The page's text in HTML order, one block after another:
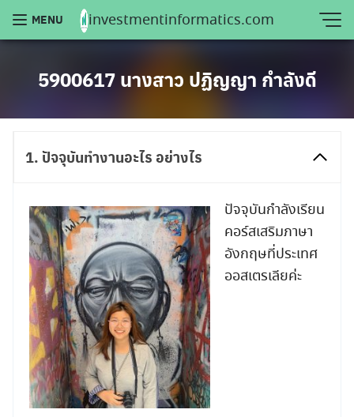
Skip
to
investmentinformatics.com
MENU
5900617 นางสาว ปฏิญญา กำลังดี
1. ปัจจุบันทำงานอะไร อย่างไร
ปัจจุบันกำลังเรียน
คอร์สเสริมภาษา
อังกฤษที่ประเทศ
ออสเตรเลียค่ะ